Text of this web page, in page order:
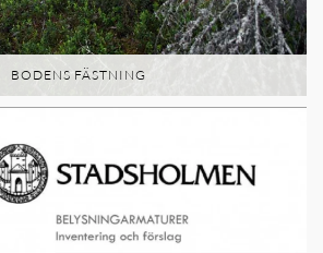
BODENS FÄSTNING